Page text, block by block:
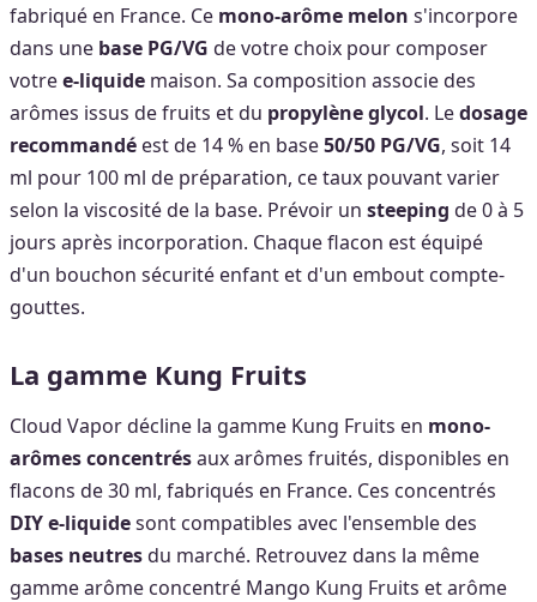
fabriqué en France. Ce mono-arôme melon s'incorpore
dans une base PG/VG de votre choix pour composer
votree-liquide maison. Sa composition associe des
arômes issus de fruits et du propylène glycol. Ledosage
recommandé est de 14 % en base50/50 PG/VG, soit 14
ml pour 100 ml de préparation, ce taux pouvant varier
selon la viscosité de la base. Prévoir un steeping de 0 à 5
jours après incorporation. Chaque flacon est équipé
d'un bouchon sécurité enfant et d'un embout compte-
gouttes.
La gamme Kung Fruits
Cloud Vapor décline la gamme Kung Fruits en mono-
arômes concentrésaux arômes fruités, disponibles en
flacons de 30 ml, fabriqués en France. Ces concentrés
DIY e-liquidesont compatibles avec l'ensemble des
bases neutresdu marché. Retrouvez dans la même
gamme arôme concentré Mango Kung Fruits et arôme